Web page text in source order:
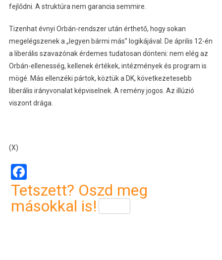
fejlődni. A struktúra nem garancia semmire.
Tizenhat évnyi Orbán-rendszer után érthető, hogy sokan
megelégszenek a „legyen bármi más” logikájával. De április 12-én
a liberális szavazónak érdemes tudatosan dönteni: nem elég az
Orbán-ellenesség, kellenek értékek, intézmények és program is
mögé. Más ellenzéki pártok, köztük a DK, következetesebb
liberális irányvonalat képviselnek. A remény jogos. Az illúzió
viszont drága.
(X)
Facebook
Tetszett? Oszd meg
másokkal is!